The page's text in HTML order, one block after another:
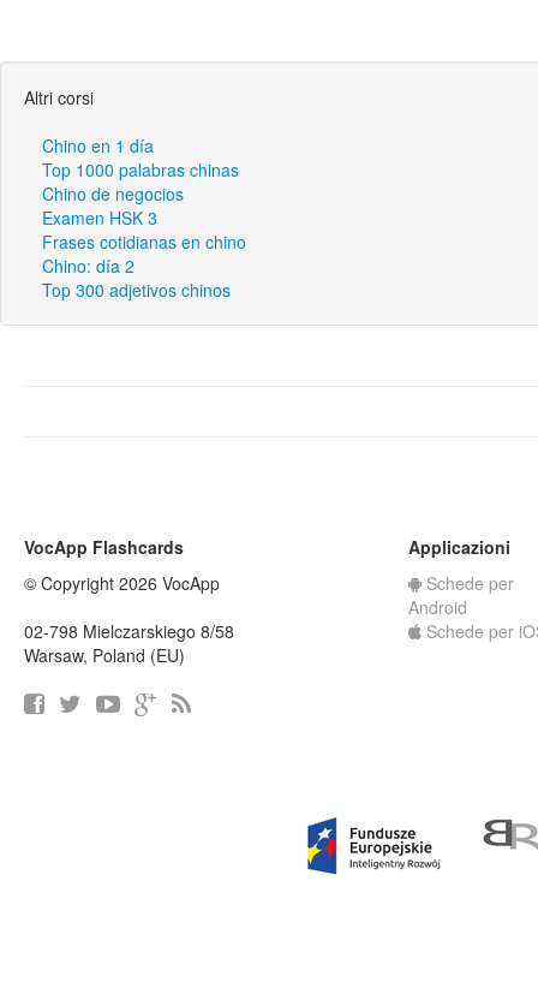
Altri corsi
Chino en 1 día
Top 1000 palabras chinas
Chino de negocios
Examen HSK 3
Frases cotidianas en chino
Chino: día 2
Top 300 adjetivos chinos
VocApp Flashcards
© Copyright 2026 VocApp
02-798 Mielczarskiego 8/58
Warsaw, Poland (EU)
Applicazioni
Schede per
Android
Schede per